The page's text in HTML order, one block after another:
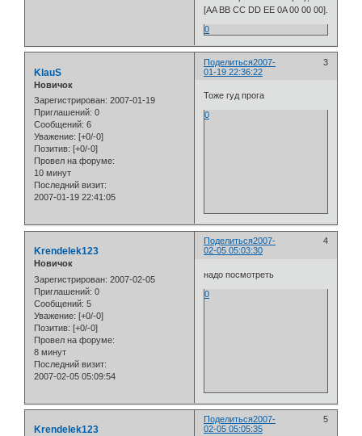
[AA BB CC DD EE 0A 00 00 00].
0
Поделиться 3
2007-
01-19 22:36:22
KlauS
Новичок
Зарегистрирован: 2007-01-19
Приглашений: 0
Сообщений: 6
Уважение: [+0/-0]
Позитив: [+0/-0]
Провел на форуме:
10 минут
Последний визит:
2007-01-19 22:41:05
Тоже гуд прога
0
Поделиться 4
2007-
02-05 05:03:30
Krendelek123
Новичок
Зарегистрирован: 2007-02-05
Приглашений: 0
Сообщений: 5
Уважение: [+0/-0]
Позитив: [+0/-0]
Провел на форуме:
8 минут
Последний визит:
2007-02-05 05:09:54
надо посмотреть
0
Поделиться 5
2007-
02-05 05:05:35
Krendelek123